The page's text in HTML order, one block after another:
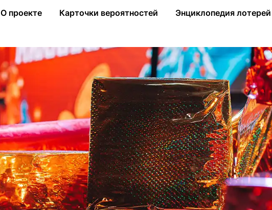
О проекте Карточки вероятностей Энциклопедия лотерей